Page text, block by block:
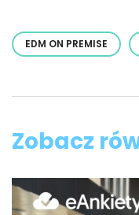
EDM ON PREMISE
Zobacz